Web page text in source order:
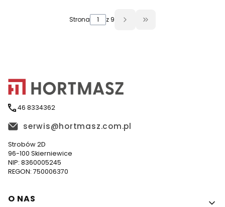
Strona z 9 Przejdź do ostatniej
46 8334362
serwis@hortmasz.com.pl
Strobów 2D
96-100 Skierniewice
NIP: 8360005245
REGON: 750006370
Linki w stopce
O NAS